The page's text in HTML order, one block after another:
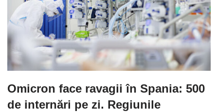
Omicron face ravagii în Spania: 500
de internări pe zi. Regiunile